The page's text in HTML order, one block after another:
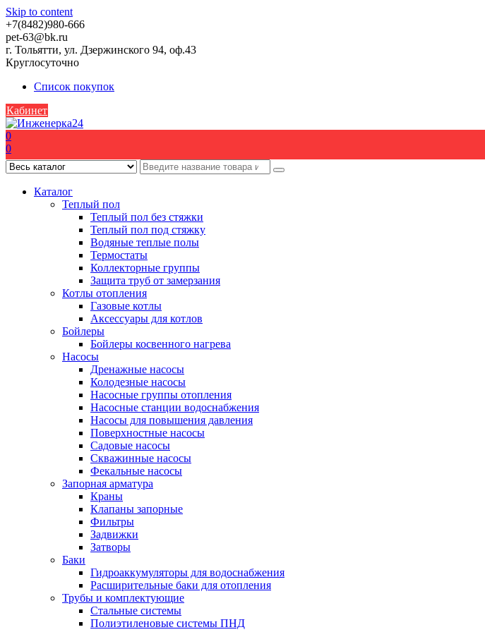
Skip to content
+7(8482)980-666
pet-63@bk.ru
г. Тольятти, ул. Дзержинского 94, оф.43
Круглосуточно
Список покупок
Кабинет
0
0
Каталог
Теплый пол
Теплый пол без стяжки
Теплый пол под стяжку
Водяные теплые полы
Термостаты
Коллекторные группы
Защита труб от замерзания
Котлы отопления
Газовые котлы
Аксессуары для котлов
Бойлеры
Бойлеры косвенного нагрева
Насосы
Дренажные насосы
Колодезные насосы
Насосные группы отопления
Насосные станции водоснабжения
Насосы для повышения давления
Поверхностные насосы
Садовые насосы
Скважинные насосы
Фекальные насосы
Запорная арматура
Краны
Клапаны запорные
Фильтры
Задвижки
Затворы
Баки
Гидроаккумуляторы для водоснабжения
Расширительные баки для отопления
Трубы и комплектующие
Стальные системы
Полиэтиленовые системы ПНД